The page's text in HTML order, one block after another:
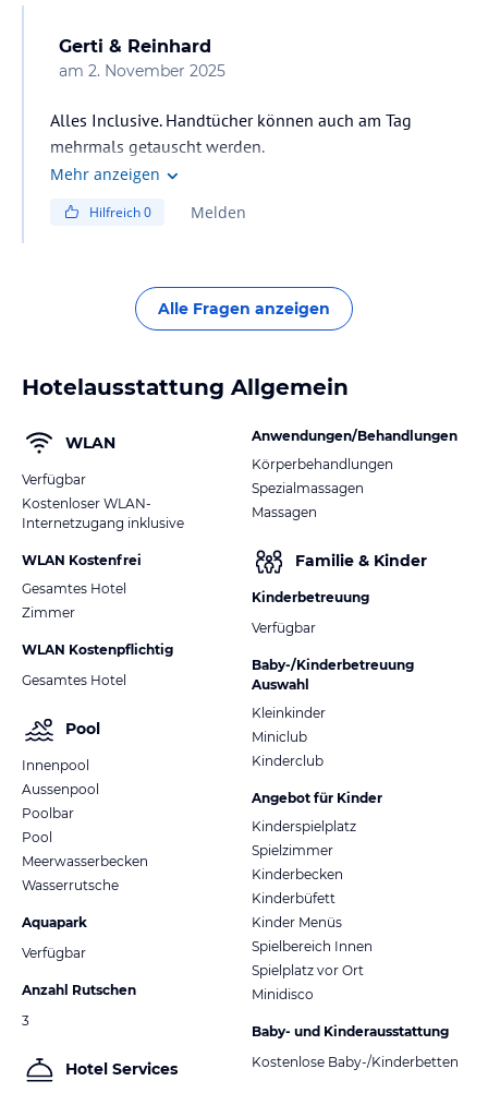
Gerti & Reinhard
am 2. November 2025
Alles Inclusive. Handtücher können auch am Tag
mehrmals getauscht werden.
Mehr anzeigen
Hilfreich0 Melden
Alle Fragen anzeigen
Hotelausstattung Allgemein
WLAN
Verfügbar
Kostenloser WLAN-
Internetzugang inklusive
WLAN Kostenfrei
Gesamtes Hotel
Zimmer
WLAN Kostenpflichtig
Gesamtes Hotel
Pool
Innenpool
Aussenpool
Poolbar
Pool
Meerwasserbecken
Wasserrutsche
Aquapark
Verfügbar
Anzahl Rutschen
3
Hotel Services
Anwendungen/Behandlungen
Körperbehandlungen
Spezialmassagen
Massagen
Familie & Kinder
Kinderbetreuung
Verfügbar
Baby-/Kinderbetreuung
Auswahl
Kleinkinder
Miniclub
Kinderclub
Angebot für Kinder
Kinderspielplatz
Spielzimmer
Kinderbecken
Kinderbüfett
Kinder Menüs
Spielbereich Innen
Spielplatz vor Ort
Minidisco
Baby- und Kinderausstattung
Kostenlose Baby-/Kinderbetten